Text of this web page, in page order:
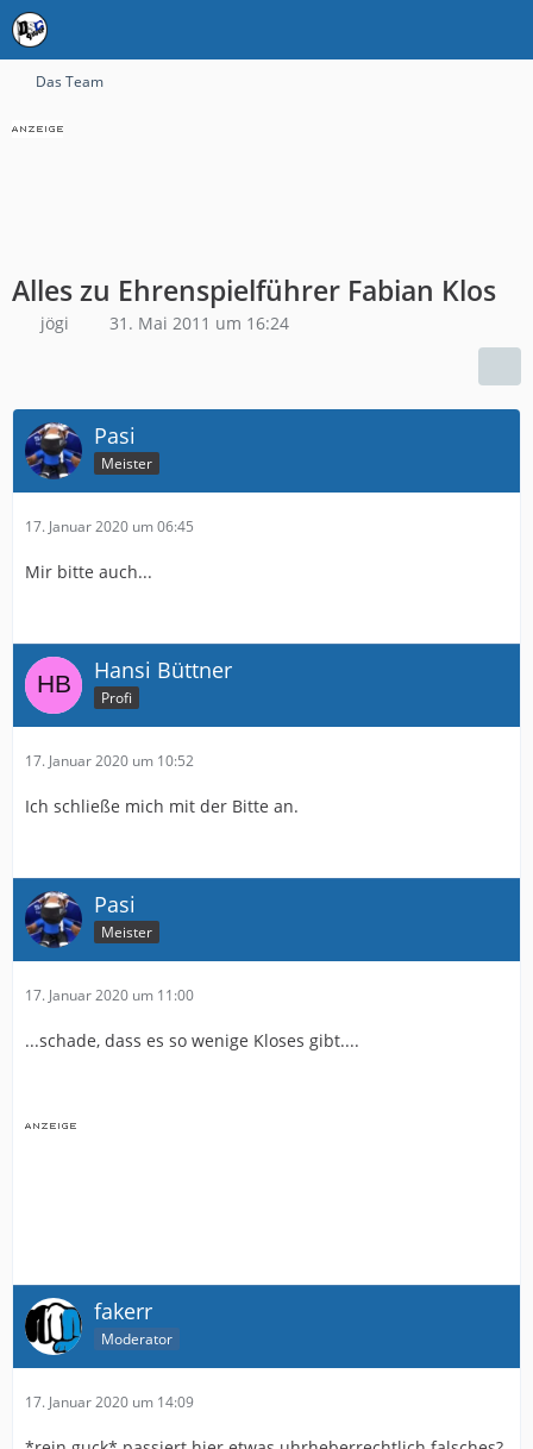
Das Team
Alles zu Ehrenspielführer Fabian Klos
jögi 31. Mai 2011 um 16:24
Pasi
Meister
17. Januar 2020 um 06:45
Mir bitte auch...
Hansi Büttner
Profi
17. Januar 2020 um 10:52
Ich schließe mich mit der Bitte an.
Pasi
Meister
17. Januar 2020 um 11:00
...schade, dass es so wenige Kloses gibt....
fakerr
Moderator
17. Januar 2020 um 14:09